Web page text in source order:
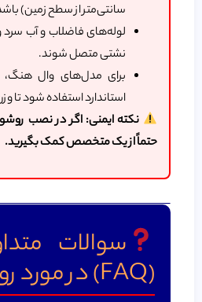
سانتی‌متر از سطح زمین)
لوله‌های فاضلاب و آب
نشتی متصل شوند.
برای مدل‌های وال
استاندارد استفاده شود تا
نکته ایمنی: اگر در نصب
حتماً از یک متخصص کمک بگیرید.
سوالات
(FAQ) در مورد روشویی